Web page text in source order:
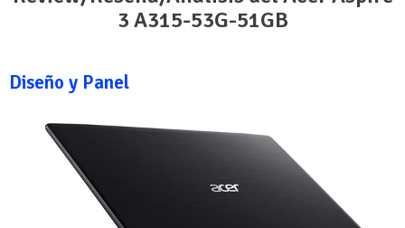
3 A315-53G-51GB
Diseño y Panel